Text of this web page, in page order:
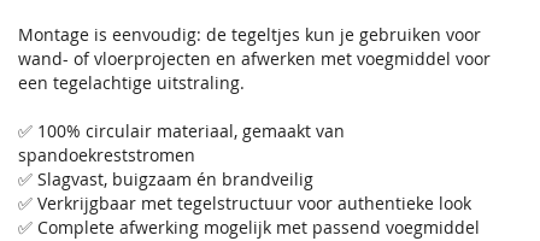
Montage is eenvoudig: de tegeltjes kun je gebruiken voor
wand- of vloerprojecten en afwerken met voegmiddel voor
een tegelachtige uitstraling.
✅ 100% circulair materiaal, gemaakt van
spandoekreststromen
✅ Slagvast, buigzaam én brandveilig
✅ Verkrijgbaar met tegelstructuur voor authentieke look
✅ Complete afwerking mogelijk met passend voegmiddel